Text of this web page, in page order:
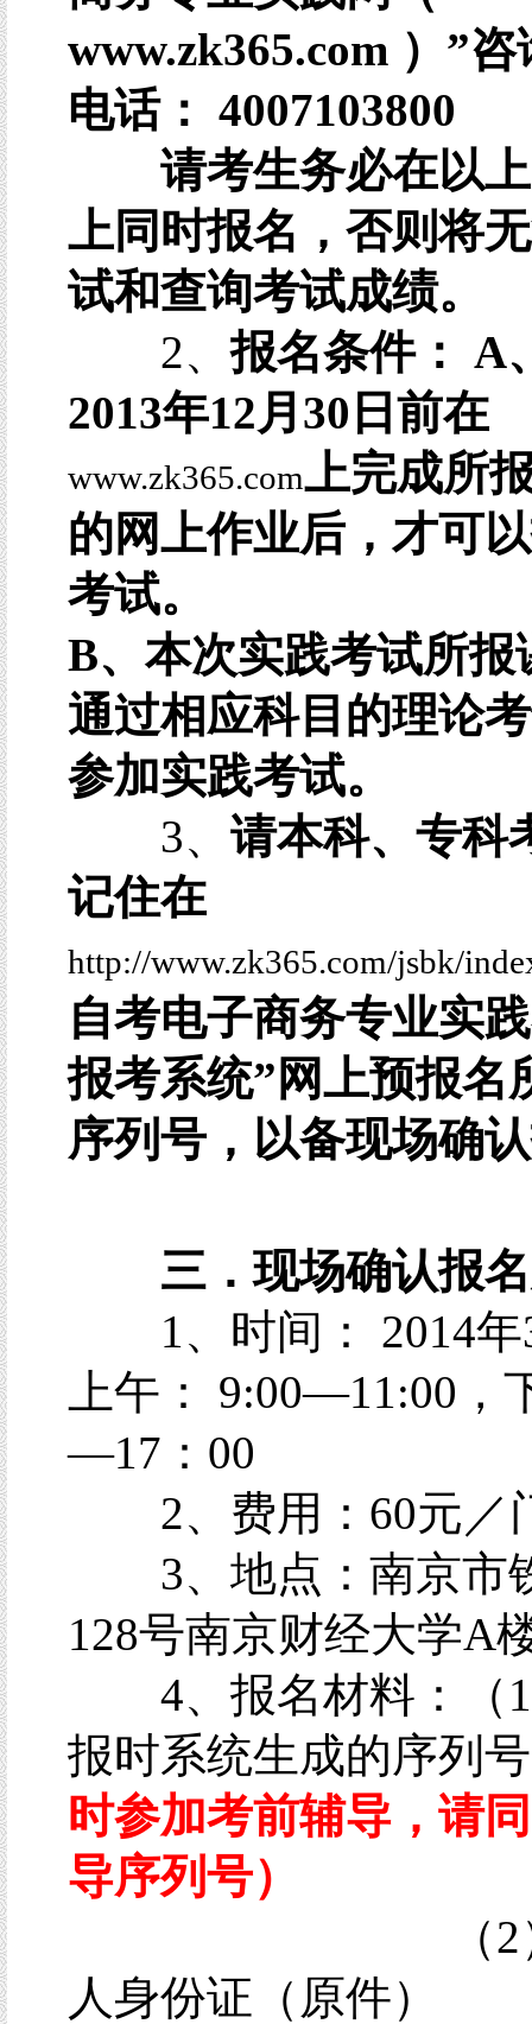
www.zk365.com ）”
电话： 4007103800
请考生务必在以上
上同时报名，否则将
试和查询考试成绩。
2、报名条件： A
2013年12月30日前在
www.zk365.com上完成所
的网上作业后，才可
考试。
B、本次实践考试所报
通过相应科目的理论
参加实践考试。
3、 请本科、专科
记住在
http://www.zk365.com/jsbk/
自考电子商务专业实
报考系统”网上预报名
序列号，以备现场确
三．现场确认报名
1、时间： 2014年
上午： 9:00—11:00，
—17：00
2、费用：60元／
3、地点：南京市
128号南京财经大学A
4、报名材料：（1
报时系统生成的序列
时参加考前辅导，请
导序列号）
（2）考
人身份证（原件）